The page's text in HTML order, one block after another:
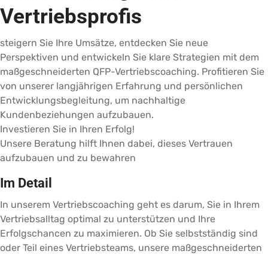
Vertriebsprofis
steigern Sie Ihre Umsätze, entdecken Sie neue
Perspektiven und entwickeln Sie klare Strategien mit dem
maßgeschneiderten QFP-Vertriebscoaching. Profitieren Sie
von unserer langjährigen Erfahrung und persönlichen
Entwicklungsbegleitung, um nachhaltige
Kundenbeziehungen aufzubauen.
Investieren Sie in Ihren Erfolg!
Unsere Beratung hilft Ihnen dabei, dieses Vertrauen
aufzubauen und zu bewahren
Im Detail
In unserem Vertriebscoaching geht es darum, Sie in Ihrem
Vertriebsalltag optimal zu unterstützen und Ihre
Erfolgschancen zu maximieren. Ob Sie selbstständig sind
oder Teil eines Vertriebsteams, unsere maßgeschneiderten